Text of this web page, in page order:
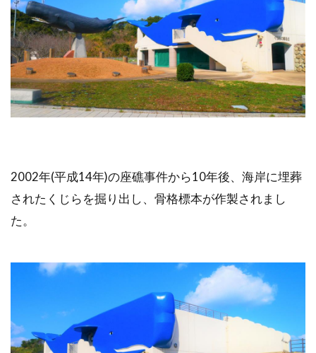
2002年(平成14年)の座礁事件から10年後、海岸に埋葬
されたくじらを掘り出し、骨格標本が作製されまし
た。